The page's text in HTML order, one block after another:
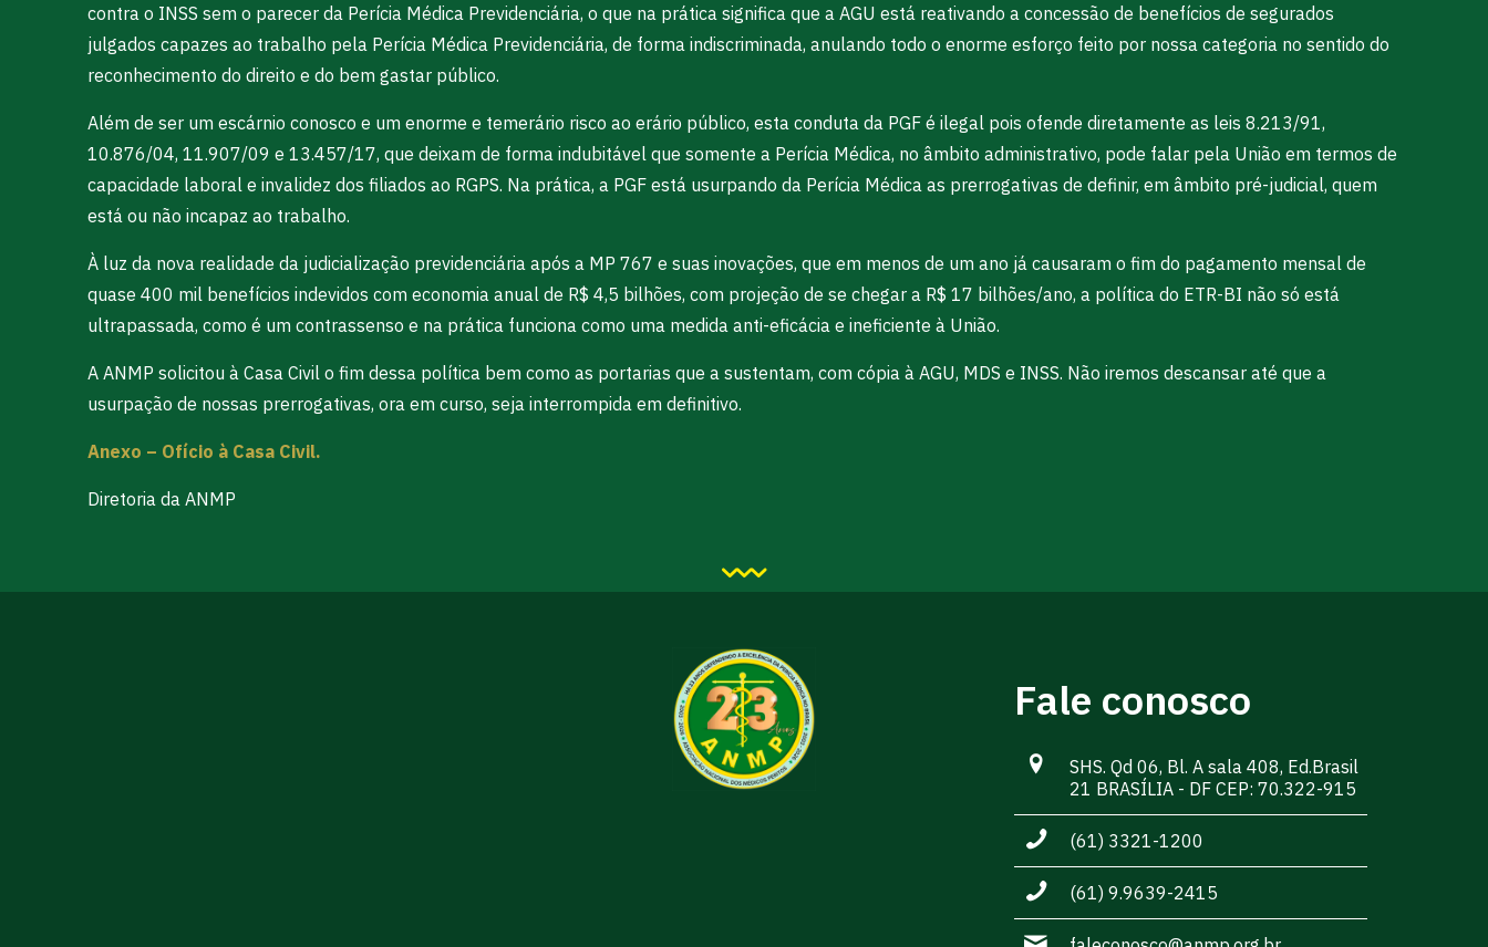
contra o INSS sem o parecer da Perícia Médica Previdenciária, o que na prática significa que a AGU está reativando a concessão de benefícios de segurados
julgados capazes ao trabalho pela Perícia Médica Previdenciária, de forma indiscriminada, anulando todo o enorme esforço feito por nossa categoria no sentido do
reconhecimento do direito e do bem gastar público.
Além de ser um escárnio conosco e um enorme e temerário risco ao erário público, esta conduta da PGF é ilegal pois ofende diretamente as leis 8.213/91,
10.876/04, 11.907/09 e 13.457/17, que deixam de forma indubitável que somente a Perícia Médica, no âmbito administrativo, pode falar pela União em termos de
capacidade laboral e invalidez dos filiados ao RGPS. Na prática, a PGF está usurpando da Perícia Médica as prerrogativas de definir, em âmbito pré-judicial, quem
está ou não incapaz ao trabalho.
À luz da nova realidade da judicialização previdenciária após a MP 767 e suas inovações, que em menos de um ano já causaram o fim do pagamento mensal de
quase 400 mil benefícios indevidos com economia anual de R$ 4,5 bilhões, com projeção de se chegar a R$ 17 bilhões/ano, a política do ETR-BI não só está
ultrapassada, como é um contrassenso e na prática funciona como uma medida anti-eficácia e ineficiente à União.
A ANMP solicitou à Casa Civil o fim dessa política bem como as portarias que a sustentam, com cópia à AGU, MDS e INSS. Não iremos descansar até que a
usurpação de nossas prerrogativas, ora em curso, seja interrompida em definitivo.
Anexo – Ofício à Casa Civil.
Diretoria da ANMP
Fale conosco
SHS. Qd 06, Bl. A sala 408, Ed.Brasil
21 BRASÍLIA - DF CEP: 70.322-915
(61) 3321-1200
(61) 9.9639-2415